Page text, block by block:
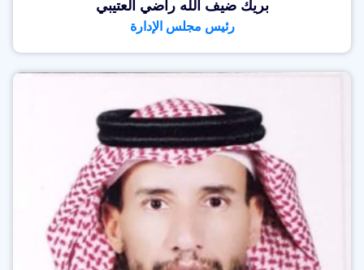
بريك ضيف الله راضي العتيبي
رئيس مجلس الإدارة